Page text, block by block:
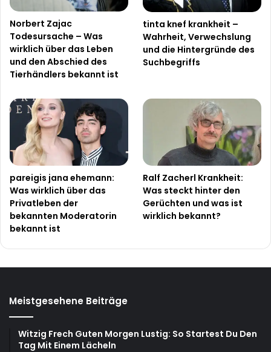
Norbert Zajac
Todesursache – Was
wirklich über das Leben
und den Abschied des
Tierhändlers bekannt ist
tinta knef krankheit –
Wahrheit, Verwechslung
und die Hintergründe des
Suchbegriffs
pareigis jana ehemann:
Was wirklich über das
Privatleben der
bekannten Moderatorin
bekannt ist
Ralf Zacherl Krankheit:
Was steckt hinter den
Gerüchten und was ist
wirklich bekannt?
Meistgesehene Beiträge
Witzig Frech Guten Morgen Lustig: So Startest Du Den
Tag Mit Einem Lächeln